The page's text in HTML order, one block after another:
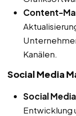
Content-
Kanälen.
Social Media
Social
Entwicklung